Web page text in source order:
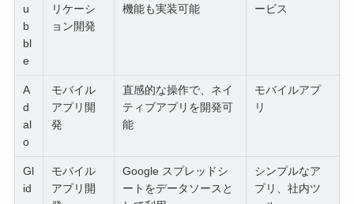
u
b
bl
e
リケーシ
ョン開発
機能も実装可能
ービス
A
d
al
o
モバイル
アプリ開
発
直感的な操作で、ネイ
ティブアプリを開発可
能
モバイルアプ
リ
Gl
id
モバイル
アプリ開
Google スプレッドシ
ートをデータソースと
シンプルなア
プリ、社内ツ